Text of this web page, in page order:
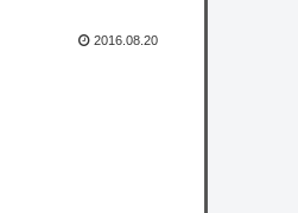
2016.08.20